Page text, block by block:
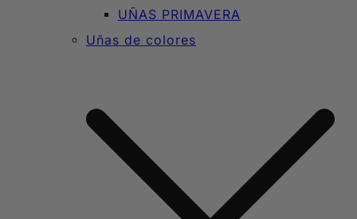
UÑAS PRIMAVERA
Uñas de colores